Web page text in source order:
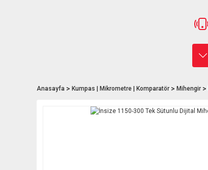
Anasayfa Kumpas | Mikrometre | Komparatör Mihengir